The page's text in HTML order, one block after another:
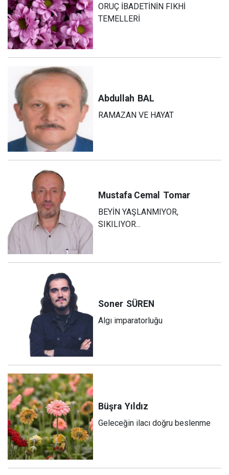
ORUÇ İBADETİNİN FIKHİ
TEMELLERİ
Abdullah BAL
RAMAZAN VE HAYAT
Mustafa Cemal Tomar
BEYİN YAŞLANMIYOR,
SIKILIYOR...
Soner SÜREN
Algı imparatorluğu
Büşra Yıldız
Geleceğin ilacı doğru beslenme